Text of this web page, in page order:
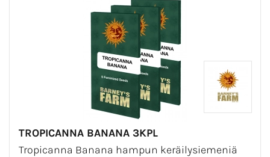
TROPICANNA BANANA 3KPL
Tropicanna Banana hampun keräilysiemeniä